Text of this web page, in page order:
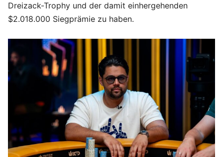
Dreizack-Trophy und der damit einhergehenden
$2.018.000 Siegprämie zu haben.